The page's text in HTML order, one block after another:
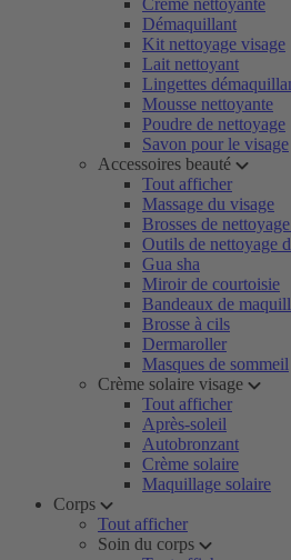
Crème nettoyante
Démaquillant
Kit nettoyage visage
Lait nettoyant
Lingettes
Mousse nettoyante
Poudre de nettoyage
Savon pour le visage
Accessoires beauté
Tout afficher
Massage du visage
Brosses de
Outils de nettoyage
Gua sha
Miroir de courtoisie
Bandeaux de
Brosse à cils
Dermaroller
Masques de sommeil
Crème solaire visage
Tout afficher
Après-soleil
Autobronzant
Crème solaire
Maquillage solaire
Corps
Tout afficher
Soin du corps